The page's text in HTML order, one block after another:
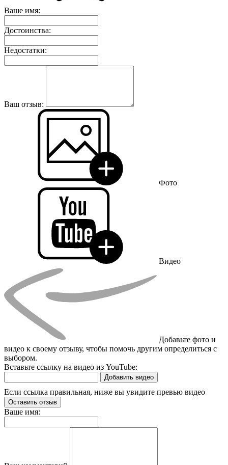
Ваше имя:
Достоинства:
Недостатки:
Ваш отзыв:
Фото
Видео
Добавьте фото и
видео к своему отзыву, чтобы помочь другим определиться с
выбором.
Вставьте ссылку на видео из YouTube:
Добавить видео
Если ссылка правильная, ниже вы увидите превью видео
Оставить отзыв
Ваше имя: